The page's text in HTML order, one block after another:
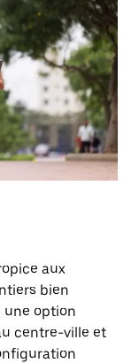
aux
bien
une option
centre-ville et